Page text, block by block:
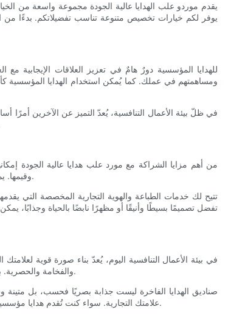
يقدم موردو علب الهدايا عالية الجودة مجموعة واسعة من
يوفر لكم خيارات تخصيص متنوعة تناسب تفضيلاتكم. بدءًا من
للهدايا المؤسسية دورٌ هامٌ في تعزيز العلاقات الإيجابية مع
ومساهمتهم في عملك. كما يُمكن استخدام الهدايا المؤسسية كأداة
في ظلّ بيئة الأعمال التنافسية، يُعدّ التميز عن الآخرين أمرًا
من أهم مزايا الشراكة مع مورد علب هدايا عالية الجودة
وقيمها. يمكنكم الاختيار من بين تشكيلة واسعة من المواد والألوان والتشطيبات لتصميم علبة هدايا تتماشى مع جماليات علامتكم التجارية وتتوافق مع جمهوركم المستهدف.
تتيح لك خدمات الطباعة والهوية التجارية المخصصة التي
تفضل تصميمًا بسيطًا وأنيقًا أو مظهرًا نابضًا بالحياة
في بيئة الأعمال التنافسية اليوم، يُعدّ بناء صورة قوية
والفخامة والحصرية. باختيارك مواد عالية الجودة، وتشطيبات أنيقة، وتصاميم راقية لعلب هداياك، فإنك تنقل رسالة التميز والاهتمام بالتفاصيل، مما ينعكس إيجابًا على علامتك التجارية.
صناديق الهدايا الفاخرة ليست جذابة بصريًا فحسب، بل متينة
علامتك التجارية. سواء كنت تُقدم هدايا مؤسسية لكبار العملاء، أو ضيوفًا من كبار الشخصيات، أو موظفين ذوي أداء عالٍ، فإن صناديق الهدايا الفاخرة تترك انطباعًا دائمًا وتُنشئ رابطًا إيجابيًا مع علامتك التجارية.